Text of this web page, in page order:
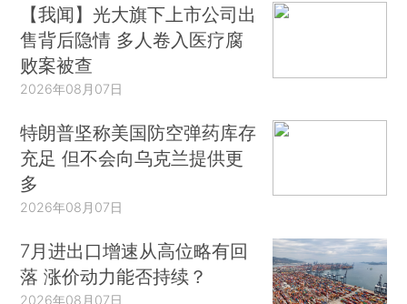
【我闻】光大旗下上市公司出
售背后隐情 多人卷入医疗腐
败案被查
2026年08月07日
特朗普坚称美国防空弹药库存
充足 但不会向乌克兰提供更
多
2026年08月07日
7月进出口增速从高位略有回
落 涨价动力能否持续？
2026年08月07日